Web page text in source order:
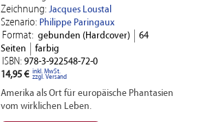
Zeichnung: Jacques Loustal
Szenario: Philippe Paringaux
Format: gebunden (Hardcover)
64
Seiten
farbig
ISBN: 978-3-922548-72-0
14,95 € inkl. MwSt.
zzgl. Versand
Amerika als Ort für europäische Phantasien
vom wirklichen Leben.